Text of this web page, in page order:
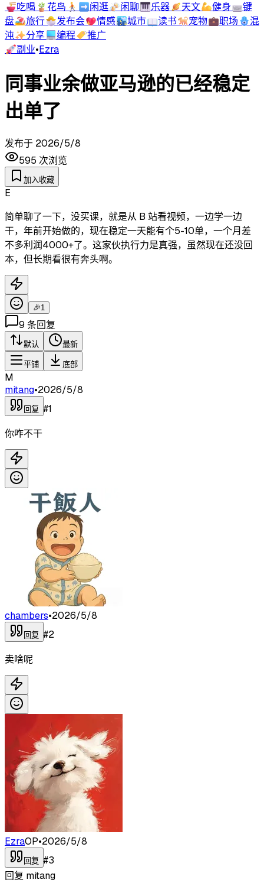
🍜吃喝 🪴 花鸟 🚶‍➡️闲逛🍻闲聊🎹乐器🪐天文💪健身⌨️键
盘🏖️旅行🐣发布会💖情感🏙️城市📖读书🐕宠物💼职场🪬混
沌✨分享💻编程🏷️推广
🚀副业•Ezra
同事业余做亚马逊的已经稳定
出单了
发布于 2026/5/8
595 次浏览
加入收藏
E
简单聊了一下，没买课，就是从 B 站看视频，一边学一边
干，年前开始做的，现在稳定一天能有个5-10单，一个月差
不多利润4000+了。这家伙执行力是真强，虽然现在还没回
本，但长期看很有奔头啊。
🎉1
9 条回复
默认 最新
平铺 底部
M
mitang•2026/5/8
回复 #1
你咋不干
chambers•2026/5/8
回复 #2
卖啥呢
EzraOP•2026/5/8
回复 #3
回复 mitang